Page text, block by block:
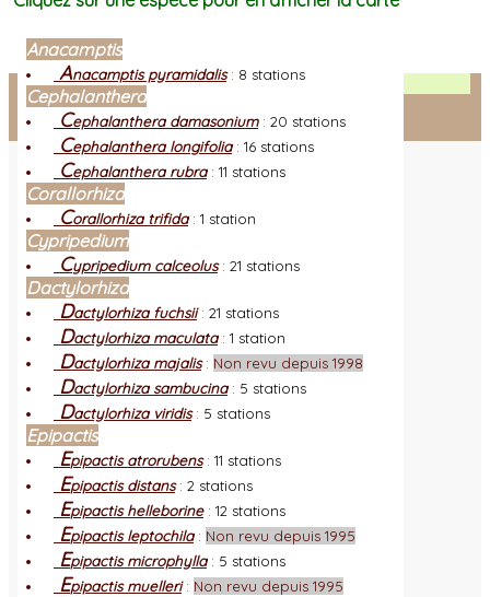
Facebook
Connexion adhérent
Anacamptis
Anacamptis pyramidalis: 8 stations
Cephalanthera
Cephalanthera damasonium: 20 stations
Cephalanthera longifolia: 16 stations
Cephalanthera rubra: 11 stations
Corallorhiza
Corallorhiza trifida: 1 station
Cypripedium
Cypripedium calceolus: 21 stations
Dactylorhiza
Dactylorhiza fuchsii: 21 stations
Dactylorhiza maculata: 1 station
Dactylorhiza majalis: Non revu depuis 1998
Dactylorhiza sambucina: 5 stations
Dactylorhiza viridis: 5 stations
Epipactis
Epipactis atrorubens: 11 stations
Epipactis distans: 2 stations
Epipactis helleborine: 12 stations
Epipactis leptochila: Non revu depuis 1995
Epipactis microphylla: 5 stations
Epipactis muelleri: Non revu depuis 1995